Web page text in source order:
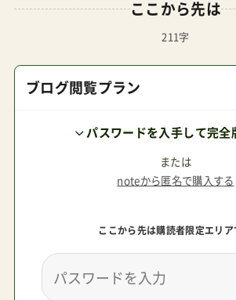
ここから先は
211字
ブログ閲覧プラン
パスワードを入手して完全
または
noteから匿名で購入する
ここから先は購読者限定エリア